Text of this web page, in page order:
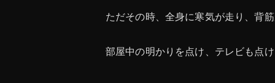
ただその時、全身に寒気が走り、背
部屋中の明かりを点け、テレビも点